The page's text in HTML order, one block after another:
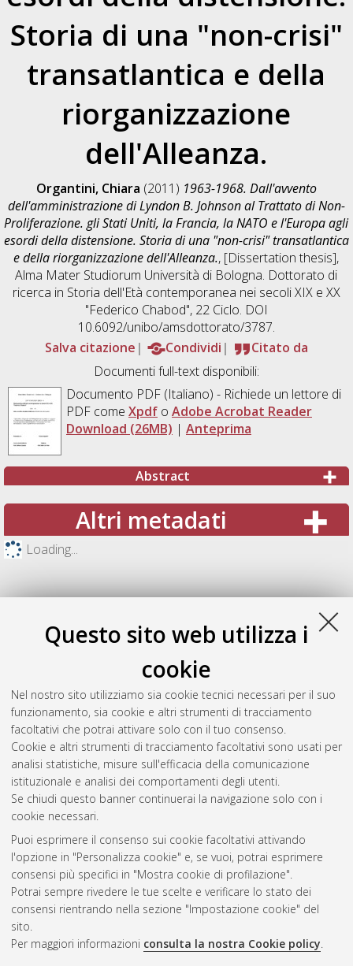
Questo sito web utilizza i
cookie
Nel nostro sito utilizziamo sia cookie tecnici necessari per il suo
funzionamento, sia cookie e altri strumenti di tracciamento
facoltativi che potrai attivare solo con il tuo consenso.
Cookie e altri strumenti di tracciamento facoltativi sono usati per
analisi statistiche, misure sull'efficacia della comunicazione
istituzionale e analisi dei comportamenti degli utenti.
Se chiudi questo banner continuerai la navigazione solo con i
cookie necessari.
Puoi esprimere il consenso sui cookie facoltativi attivando
l'opzione in "Personalizza cookie" e, se vuoi, potrai esprimere
consensi più specifici in "Mostra cookie di profilazione".
Potrai sempre rivedere le tue scelte e verificare lo stato dei
consensi rientrando nella sezione "Impostazione cookie" del
sito.
Per maggiori informazioni consulta la nostra Cookie policy.
Storia di una "non-crisi"
transatlantica e della
riorganizzazione
dell'Alleanza.
Organtini, Chiara (2011) 1963-1968. Dall'avvento
dell'amministrazione di Lyndon B. Johnson al Trattato di Non-
Proliferazione. gli Stati Uniti, la Francia, la NATO e l'Europa agli
esordi della distensione. Storia di una "non-crisi" transatlantica
e della riorganizzazione dell'Alleanza., [Dissertation thesis],
Alma Mater Studiorum Università di Bologna. Dottorato di
ricerca in Storia dell'Età contemporanea nei secoli XIX e XX
"Federico Chabod", 22 Ciclo. DOI
10.6092/unibo/amsdottorato/3787.
Salva citazione
Condividi
Citato da
Documenti full-text disponibili:
Documento PDF(Italiano) - Richiede un lettore di
PDF come Xpdfo Adobe Acrobat Reader
Download (26MB) | Anteprima
Abstract
Altri metadati
Loading...
Gestione del documento:
Atom
Rss 1.0
Rss 2.0
ISSN: 2038-7946